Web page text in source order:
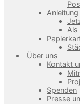
Als
Über uns
Kontakt
Spenden
Presse